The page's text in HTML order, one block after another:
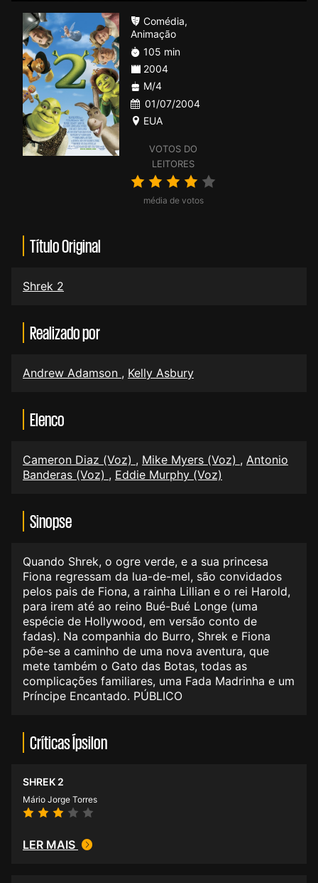
VOTOS DO
LEITORES
média de votos
Comédia,
Animação
105 min
2004
M/4
01/07/2004
EUA
Título Original
Shrek 2
Realizado por
Andrew Adamson , Kelly Asbury
Elenco
Cameron Diaz (Voz) , Mike Myers (Voz) , Antonio
Banderas (Voz) , Eddie Murphy (Voz)
Sinopse
Quando Shrek, o ogre verde, e a sua princesa
Fiona regressam da lua-de-mel, são convidados
pelos pais de Fiona, a rainha Lillian e o rei Harold,
para irem até ao reino Bué-Bué Longe (uma
espécie de Hollywood, em versão conto de
fadas). Na companhia do Burro, Shrek e Fiona
põe-se a caminho de uma nova aventura, que
mete também o Gato das Botas, todas as
complicações familiares, uma Fada Madrinha e um
Príncipe Encantado. PÚBLICO
Críticas Ípsilon
SHREK 2
Mário Jorge Torres
LER MAIS